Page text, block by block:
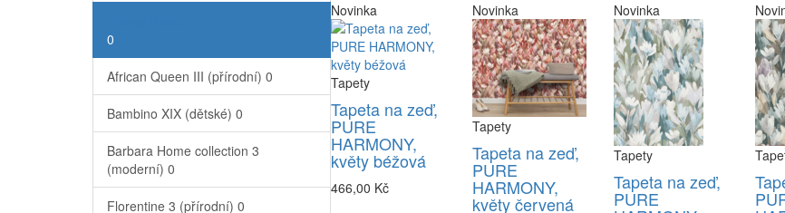
0
African Queen III (přírodní) 0
Bambino XIX (dětské) 0
Barbara Home collection 3
(moderní) 0
Florentine 3 (přírodní) 0
Novinka
Tapety
Tapeta na zeď,
PURE
HARMONY,
květy béžová
466,00 Kč
Novinka
Tapety
Tapeta na zeď,
PURE
HARMONY,
květy červená
Novinka
Tapety
Tapeta na zeď,
PURE